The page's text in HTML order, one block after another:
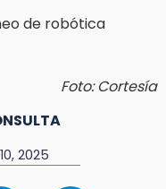
Foto: Cortesía
2025